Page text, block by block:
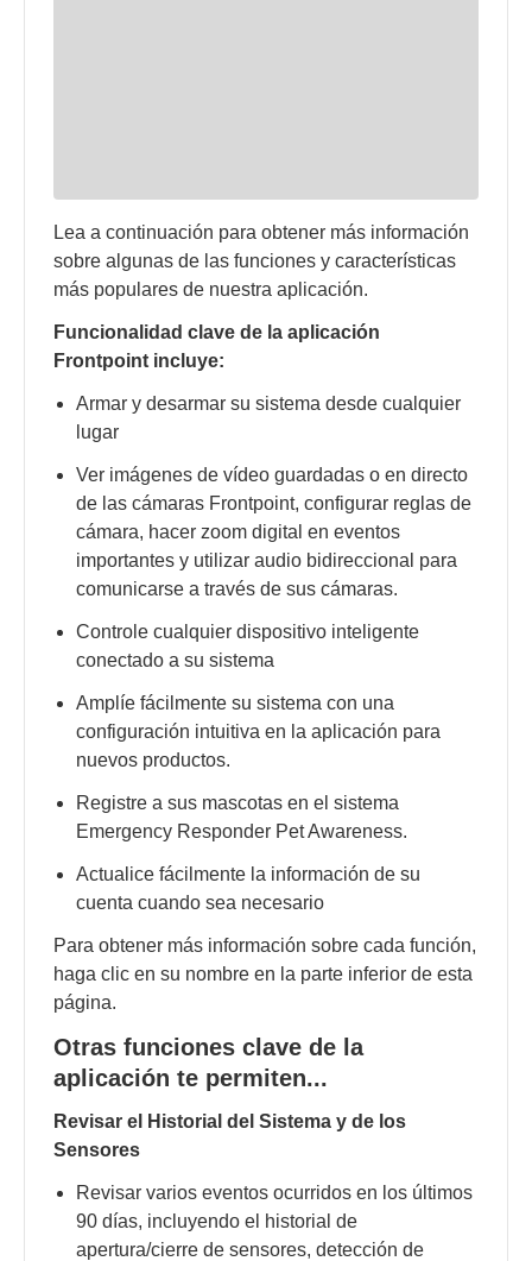
Lea a continuación para obtener más información
sobre algunas de las funciones y características
más populares de nuestra aplicación.
Funcionalidad clave de la aplicación
Frontpoint incluye:
Armar y desarmar su sistema desde cualquier
lugar
Ver imágenes de vídeo guardadas o en directo
de las cámaras Frontpoint, configurar reglas de
cámara, hacer zoom digital en eventos
importantes y utilizar audio bidireccional para
comunicarse a través de sus cámaras.
Controle cualquier dispositivo inteligente
conectado a su sistema
Amplíe fácilmente su sistema con una
configuración intuitiva en la aplicación para
nuevos productos.
Registre a sus mascotas en el sistema
Emergency Responder Pet Awareness.
Actualice fácilmente la información de su
cuenta cuando sea necesario
Para obtener más información sobre cada función,
haga clic en su nombre en la parte inferior de esta
página.
Otras funciones clave de la
aplicación te permiten...
Revisar el Historial del Sistema y de los
Sensores
Revisar varios eventos ocurridos en los últimos
90 días, incluyendo el historial de
apertura/cierre de sensores, detección de